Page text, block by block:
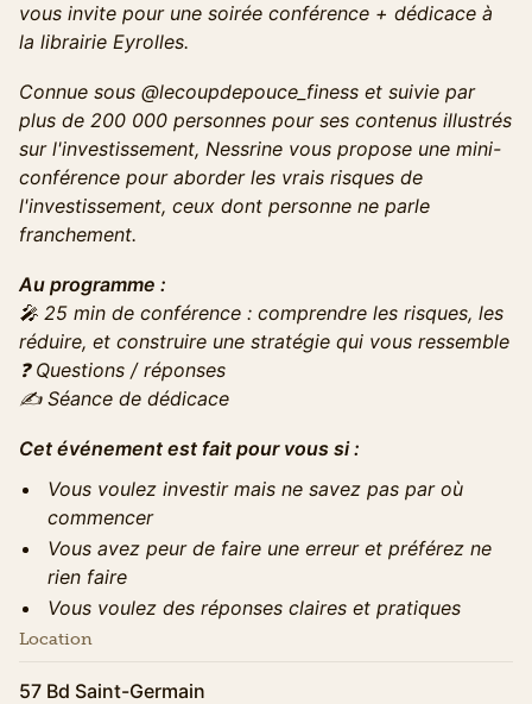
vous invite pour une soirée conférence + dédicace à
la librairie Eyrolles.
Connue sous @lecoupdepouce_finess et suivie par
plus de 200 000 personnes pour ses contenus illustrés
sur l'investissement, Nessrine vous propose une mini-
conférence pour aborder les vrais risques de
l'investissement, ceux dont personne ne parle
franchement.
Au programme :
🎤 25 min de conférence : comprendre les risques, les
réduire, et construire une stratégie qui vous ressemble
❓ Questions / réponses
✍️ Séance de dédicace
Cet événement est fait pour vous si :
Vous voulez investir mais ne savez pas par où
commencer
Vous avez peur de faire une erreur et préférez ne
rien faire
Vous voulez des réponses claires et pratiques
Location
57 Bd Saint-Germain